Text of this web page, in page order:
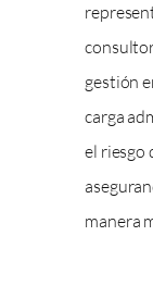
gestión
carga
el riesgo
manera